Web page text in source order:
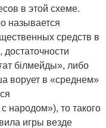
в этой схеме.
называется
средств в
білмейды», либо
ворует в «среднем»
народом»), то такого
игры везде